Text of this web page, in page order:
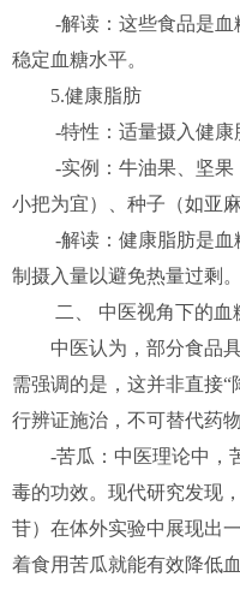
-解读：这些食品是
稳定血糖水平。
5.健康脂肪
-特性：适量摄入健康
-实例：牛油果、坚
小把为宜）、种子（如亚
-解读：健康脂肪是
制摄入量以避免热量过剩。
二、 中医视角下的血
中医认为，部分食品
需强调的是，这并非直接
行辨证施治，不可替代药物
-苦瓜：中医理论中，
毒的功效。现代研究发现
苷）在体外实验中展现出
着食用苦瓜就能有效降低血